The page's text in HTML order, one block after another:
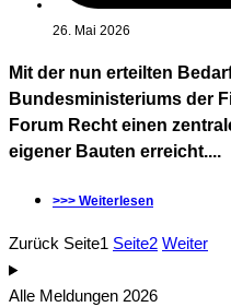
26. Mai 2026
Mit der nun erteilten
Bundesministeriums der
Forum Recht einen
eigener Bauten erreicht....
>>> Weiterlesen
Zurück Seite1 Seite2 Weiter
Alle Meldungen 2026